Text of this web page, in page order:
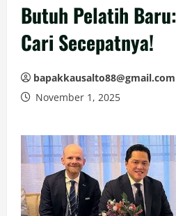
Butuh Pelatih
Cari Secepatnya!
bapakkausalto88@gmail.com
November 1, 2025